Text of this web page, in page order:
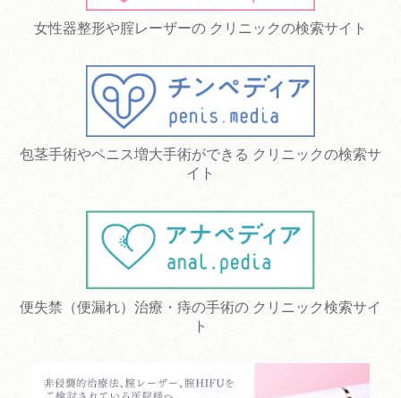
女性器整形や腟レーザーの クリニックの検索サイト
包茎手術やペニス増大手術ができる クリニックの検索サ
イト
便失禁（便漏れ）治療・痔の手術の クリニック検索サイ
ト